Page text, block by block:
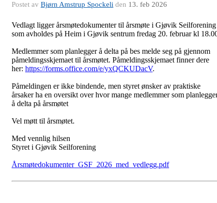
Postet av Bjørn Amstrup Spockeli den 13. feb 2026
Vedlagt ligger årsmøtedokumenter til årsmøte i Gjøvik Seilforening
som avholdes på Heim i Gjøvik sentrum fredag 20. februar kl
Medlemmer som planlegger å delta på bes melde seg på gjennom
påmeldingsskjemaet til årsmøtet. Påmeldingsskjemaet finner dere
her: https://forms.office.com/e/yxQCKUDacV.
Påmeldingen er ikke bindende, men styret ønsker av praktiske
årsaker ha en oversikt over hvor mange medlemmer som
å delta på årsmøtet
Vel møtt til årsmøtet.
Med vennlig hilsen
Styret i Gjøvik Seilforening
Årsmøtedokumenter_GSF_2026_med_vedlegg.pdf